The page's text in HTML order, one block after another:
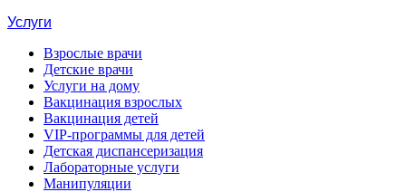
Услуги
Взрослые врачи
Детские врачи
Услуги на дому
Вакцинация взрослых
Вакцинация детей
VIP-программы для детей
Детская диспансеризация
Лабораторные услуги
Манипуляции